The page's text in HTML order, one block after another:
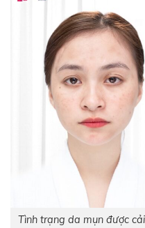
Tình trạng da mụn được